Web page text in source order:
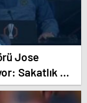
Jose
Sakatlık ve